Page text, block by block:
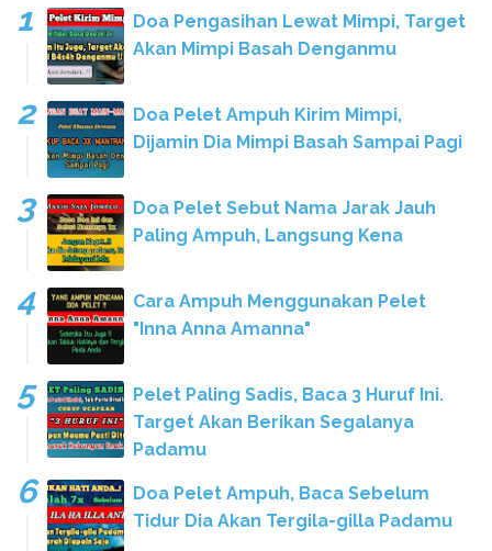
Doa Pengasihan Lewat Mimpi, Target
Akan Mimpi Basah Denganmu
Doa Pelet Ampuh Kirim Mimpi,
Dijamin Dia Mimpi Basah Sampai Pagi
Doa Pelet Sebut Nama Jarak Jauh
Paling Ampuh, Langsung Kena
Cara Ampuh Menggunakan Pelet
"Inna Anna Amanna"
Pelet Paling Sadis, Baca 3 Huruf Ini.
Target Akan Berikan Segalanya
Padamu
Doa Pelet Ampuh, Baca Sebelum
Tidur Dia Akan Tergila-gilla Padamu